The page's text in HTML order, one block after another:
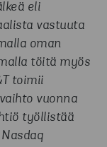
eli
vastuuta
oman
töitä myös
toimii
vuonna
työllistää